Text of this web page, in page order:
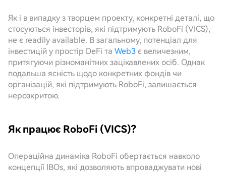
Як і в випадку з творцем проекту, конкретні деталі, що
стосуються інвесторів, які підтримують RoboFi (VICS),
не є readily available. В загальному, потенціал для
інвестицій у простір DeFi та Web3 є величезним,
притягуючи різноманітних зацікавлених осіб. Однак
подальша ясність щодо конкретних фондів чи
організацій, які підтримують RoboFi, залишається
нерозкритою.
Як працює RoboFi (VICS)?
Операційна динаміка RoboFi обертається навколо
концепції IBOs, які дозволяють впроваджувати нові